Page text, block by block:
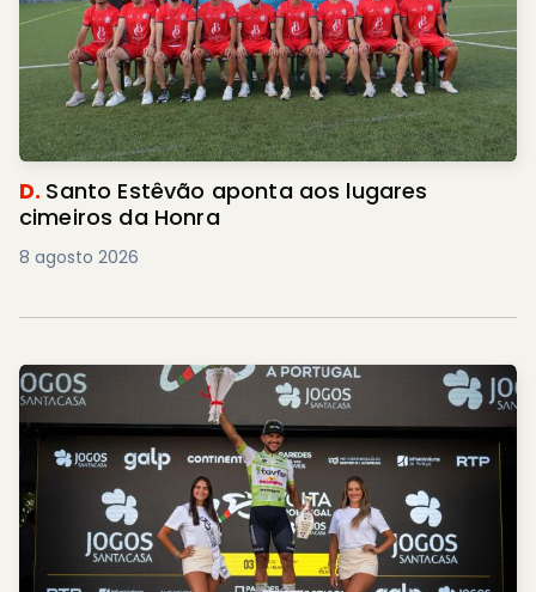
D. Santo Estêvão aponta aos lugares
cimeiros da Honra
8 agosto 2026